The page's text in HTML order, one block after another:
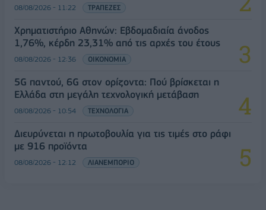
08/08/2026 - 11:22 ΤΡΑΠΕΖΕΣ
Χρηματιστήριο Αθηνών: Εβδομαδιαία άνοδος
1,76%, κέρδη 23,31% από τις αρχές του έτους
08/08/2026 - 12:36 ΟΙΚΟΝΟΜΙΑ
5G παντού, 6G στον ορίζοντα: Πού βρίσκεται η
Ελλάδα στη μεγάλη τεχνολογική μετάβαση
08/08/2026 - 10:54 ΤΕΧΝΟΛΟΓΙΑ
Διευρύνεται η πρωτοβουλία για τις τιμές στο ράφι
με 916 προϊόντα
08/08/2026 - 12:12 ΛΙΑΝΕΜΠΟΡΙΟ